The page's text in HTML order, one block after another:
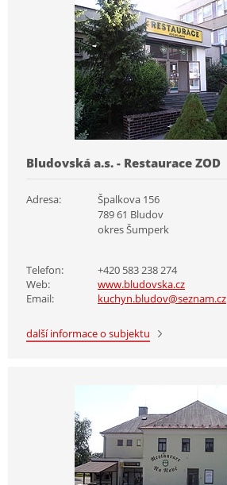
Bludovská a.s. - Restaurace ZOD
Adresa:
Špalkova 156
789 61 Bludov
okres Šumperk
Telefon:
+420 583 238 274
Web:
www.bludovska.cz
Email:
kuchyn.bludov@seznam.cz
další informace o subjektu